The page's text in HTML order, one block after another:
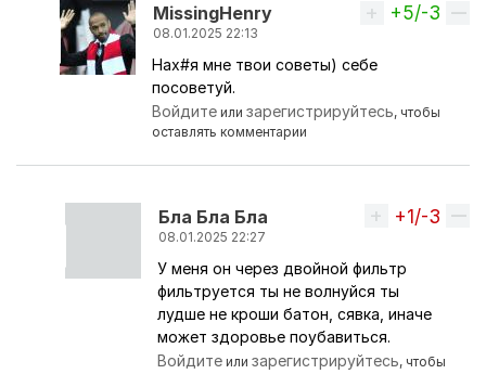
MissingHenry
08.01.2025 22:13
Ответ на комментарий пользователя
Вверх
+5/-3
Нах#я мне твои советы) себе
посоветуй.
Войдите илизарегистрируйтесь, чтобы
оставлять комментарии
Бла Бла Бла
08.01.2025 22:27
Ответ на комментарий пользователя
Вверх
+1/-3
У меня он через двойной фильтр
фильтруется ты не волнуйся ты
лудше не кроши батон, сявка, иначе
может здоровье поубавиться.
Войдите илизарегистрируйтесь, чтобы